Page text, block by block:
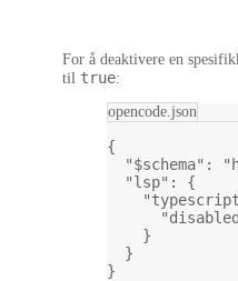
For å deaktivere en
til true:
opencode.json
{
"$schema" :
"lsp" : {
}
}
}